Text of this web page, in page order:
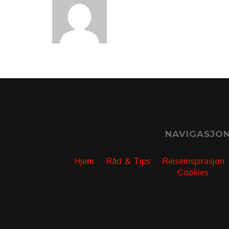
NAVIGASJON
Hjem Råd & Tips Reiseinspirasjon
Cookies